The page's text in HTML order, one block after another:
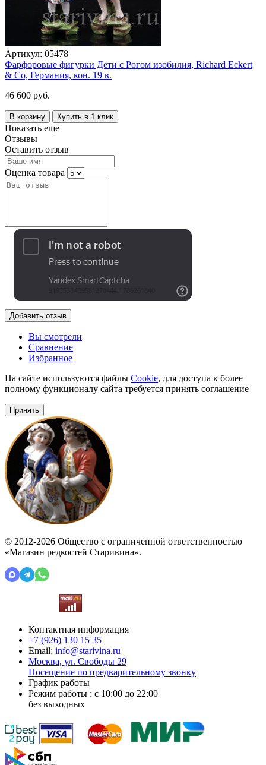
Артикул: 05478
Фарфоровые фигурки Дети с Рогом изобилия, Richard Eckert
& Co, Германия, кон. 19 в.
46 600 руб.
В корзину Купить в 1 клик
Показать еще
Отзывы
Оставить отзыв
Оценка товара
Добавить отзыв
Вы смотрели
Сравнение
Избранное
На сайте используются файлы Cookie, для доступа к более
полному функционалу сайта требуется принять соглашение
Принять
© 2012-2026 Общество с ограниченной ответственностью
«Магазин редкостей Старивина».
Контактная информация
+7 (926) 130 15 35
Email: info@starivina.ru
Москва, ул. Свободы 29
Посещение по предварительному звонку
График работы
Режим работы : с 10:00 до 22:00
без выходных